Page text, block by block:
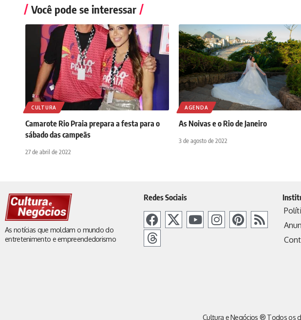
Você pode se interessar
CULTURA
Camarote Rio Praia prepara a festa para o
sábado das campeãs
27 de abril de 2022
AGENDA
As Noivas e o Rio de Janeiro
3 de agosto de 2022
As notícias que moldam o mundo do
entretenimento e empreendedorismo
Redes Sociais
Cultura e Negócios ® Todos os